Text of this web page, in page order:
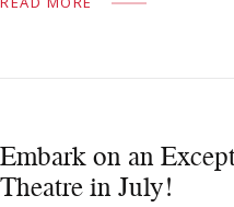
Embark on an
Theatre in July!